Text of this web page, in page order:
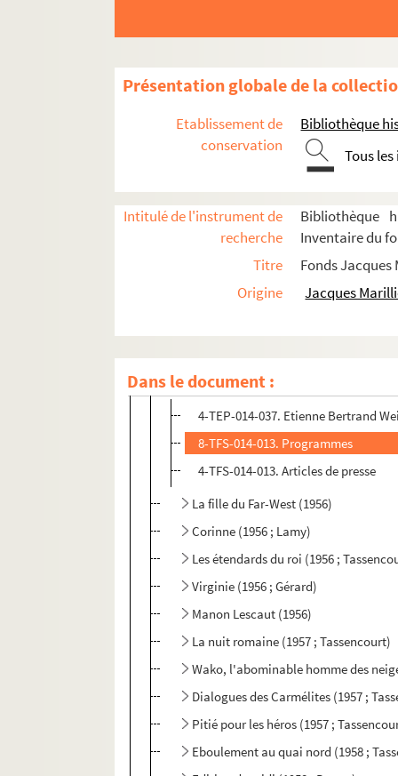
Présentation globale de la
Etablissement de
conservation
Bibliothèque
Tous
Intitulé de l'instrument de
recherche
Bibliothèque
Inventaire du
Titre
Fonds
Origine
Jacques
Dans le document :
Les rendez-vous bourgeois ; Une
L'Atlantide (1954 ; Beckmans)
Le héros et le soldat (1954 ; Dupuy)
Le portrait de Don Philippe (1954 ;
Rose et Colas (1954 ; Beckmans)
Penthésilée (1955 ; Régy)
L'éventail de Lady Windermere
Le prince d'Egypte (1955 ;
Don Juan (1956 ; Beckmans)
La belle dame sans merci (1956 ;
4-TEP-014-037. Etienne Bertrand
8-TFS-014-013. Programmes
4-TFS-014-013. Articles de presse
La fille du Far-West (1956)
Corinne (1956 ; Lamy)
Les étendards du roi (1956 ;
Virginie (1956 ; Gérard)
Manon Lescaut (1956)
La nuit romaine (1957 ; Tassencourt)
Wako, l'abominable homme des
Dialogues des Carmélites (1957 ;
Pitié pour les héros (1957 ;
Eboulement au quai nord (1958 ;